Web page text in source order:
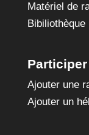
Matériel de
Bibiliothèque
Participer
Ajouter une
Ajouter un